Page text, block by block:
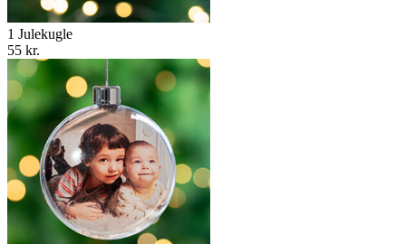
1 Julekugle
55 kr.